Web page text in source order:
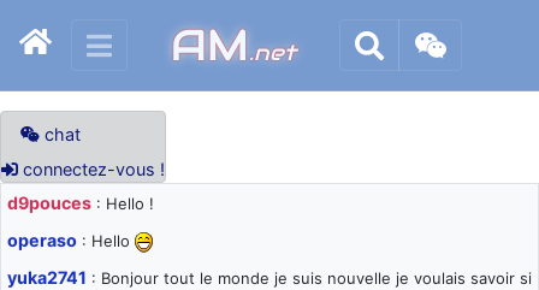
AM.net
chat
connectez-vous !
d9pouces : Hello !
operaso : Hello
yuka2741 : Bonjour tout le monde je suis nouvelle je voulais savoir si